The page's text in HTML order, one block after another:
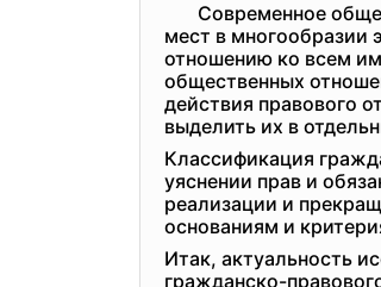
Современное
мест в многообразии
отношению ко всем
общественных
действия правового
выделить их в
Классификация
уяснении прав и
реализации и
основаниям и
Итак, актуальность
гражданско-